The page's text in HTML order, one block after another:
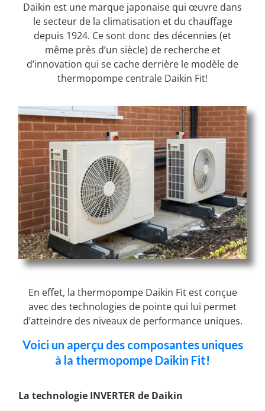
Daikin est une marque japonaise qui œuvre dans
le secteur de la climatisation et du chauffage
depuis 1924. Ce sont donc des décennies (et
même près d’un siècle) de recherche et
d’innovation qui se cache derrière le modèle de
thermopompe centrale Daikin Fit!
En effet, la thermopompe Daikin Fit est conçue
avec des technologies de pointe qui lui permet
d’atteindre des niveaux de performance uniques.
Voici un aperçu des composantes uniques
à la thermopompe Daikin Fit!
La technologie INVERTER de Daikin